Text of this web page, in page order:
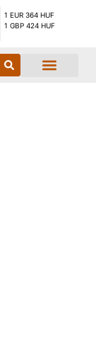
1 EUR 364 HUF
1 GBP 424 HUF